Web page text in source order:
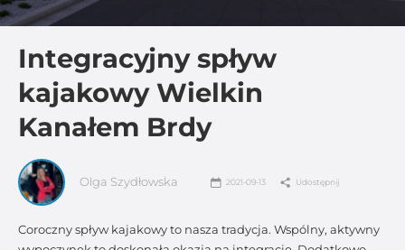
Integracyjny spływ
kajakowy Wielkin
Kanałem Brdy
Olga Szydłowska 2021-09-13 Udostępnij
Coroczny spływ kajakowy to nasza tradycja. Wspólny, aktywny